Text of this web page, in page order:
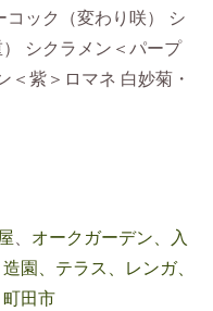
コック（変わり咲） シ
シクラメン＜パープ
＜紫＞ロマネ 白妙菊・
、 オークガーデン、入
造園、テラス、レンガ、
田市